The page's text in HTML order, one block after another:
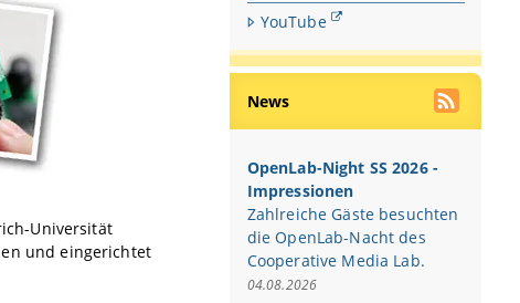
Universität
und eingerichtet
YouTube
News
OpenLab-Night SS 2026 -
Impressionen
Zahlreiche Gäste besuchten
die OpenLab-Nacht des
Cooperative Media Lab.
04.08.2026